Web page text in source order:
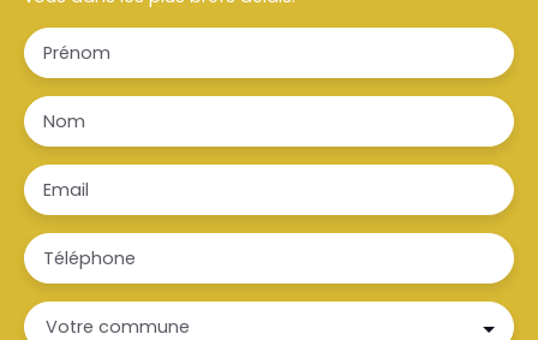
Prénom
Nom
Email
Téléphone
Votre commune